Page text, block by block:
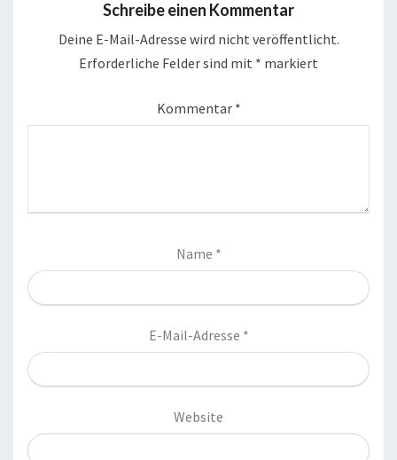
Schreibe einen Kommentar
Deine E-Mail-Adresse wird nicht veröffentlicht.
Erforderliche Felder sind mit * markiert
Kommentar *
Name *
E-Mail-Adresse *
Website